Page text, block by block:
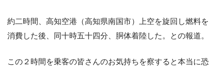
約二時間、高知空港（高知県南国市）上空を旋回し燃料を
消費した後、同十時五十四分、胴体着陸した。との報道。
この２時間を乗客の皆さんのお気持ちを察すると本当に恐